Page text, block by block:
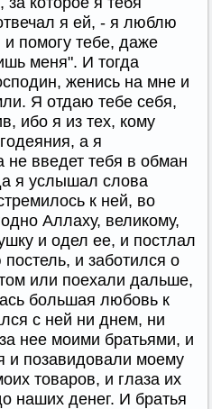
я ей, - я люблю
помогу тебе, даже
меня". И тогда
женись на мне и
Я отдаю тебе себя,
ибо я из тех, кому
а я
введет тебя в обман
я услышал слова
к ней, во
Аллаху, великому,
и одел ее, и постлал
и заботился о
или поехали дальше,
большая любовь к
с ней ни днем, ни
нее моими братьями, и
и позавидовали моему
товаров, и глаза их
наших денег. И братья